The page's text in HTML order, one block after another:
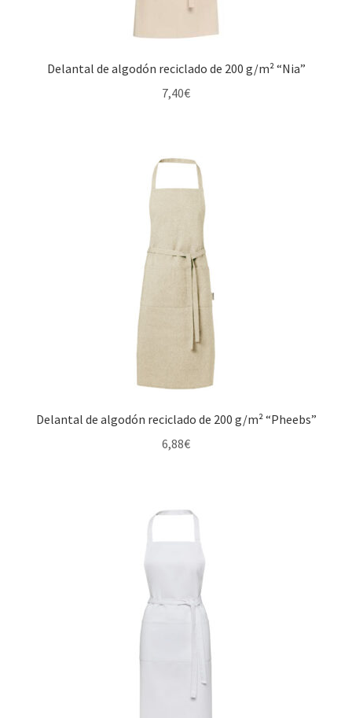
Delantal de algodón reciclado de 200 g/m² “Nia”
7,40€
Delantal de algodón reciclado de 200 g/m² “Pheebs”
6,88€